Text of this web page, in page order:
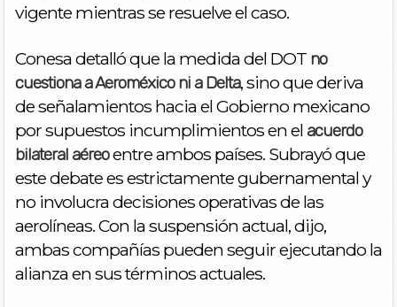
vigente mientras se resuelve el caso.
Conesa detalló que la medida del DOT no
cuestiona a Aeroméxico ni a Delta, sino que deriva
de señalamientos hacia el Gobierno mexicano
por supuestos incumplimientos en el acuerdo
bilateral aéreoentre ambos países. Subrayó que
este debate es estrictamente gubernamental y
no involucra decisiones operativas de las
aerolíneas. Con la suspensión actual, dijo,
ambas compañías pueden seguir ejecutando la
alianza en sus términos actuales.